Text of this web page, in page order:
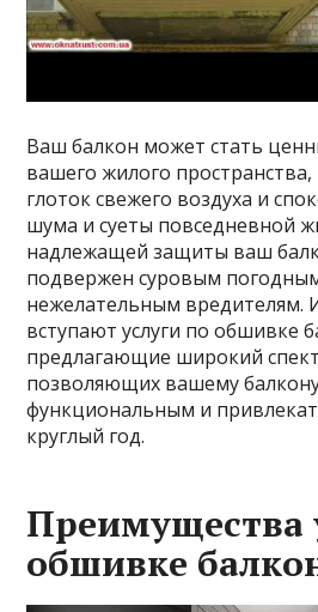
Ваш балкон может стать
вашего жилого
глоток свежего воздуха и
шума и суеты повседневной
надлежащей защиты ваш
подвержен суровым
нежелательным вредителям.
вступают услуги по обшивке
предлагающие широкий
позволяющих вашему балкону
функциональным и
круглый год.
Преимущества
обшивке